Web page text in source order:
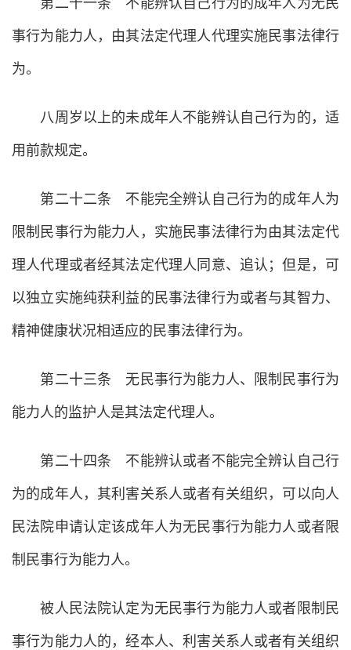
第二十一条 不能辨认自己行为的成年人为无民
事行为能力人，由其法定代理人代理实施民事法律行
为。
八周岁以上的未成年人不能辨认自己行为的，适
用前款规定。
第二十二条 不能完全辨认自己行为的成年人为
限制民事行为能力人，实施民事法律行为由其法定代
理人代理或者经其法定代理人同意、追认；但是，可
以独立实施纯获利益的民事法律行为或者与其智力、
精神健康状况相适应的民事法律行为。
第二十三条 无民事行为能力人、限制民事行为
能力人的监护人是其法定代理人。
第二十四条 不能辨认或者不能完全辨认自己行
为的成年人，其利害关系人或者有关组织，可以向人
民法院申请认定该成年人为无民事行为能力人或者限
制民事行为能力人。
被人民法院认定为无民事行为能力人或者限制民
事行为能力人的，经本人、利害关系人或者有关组织